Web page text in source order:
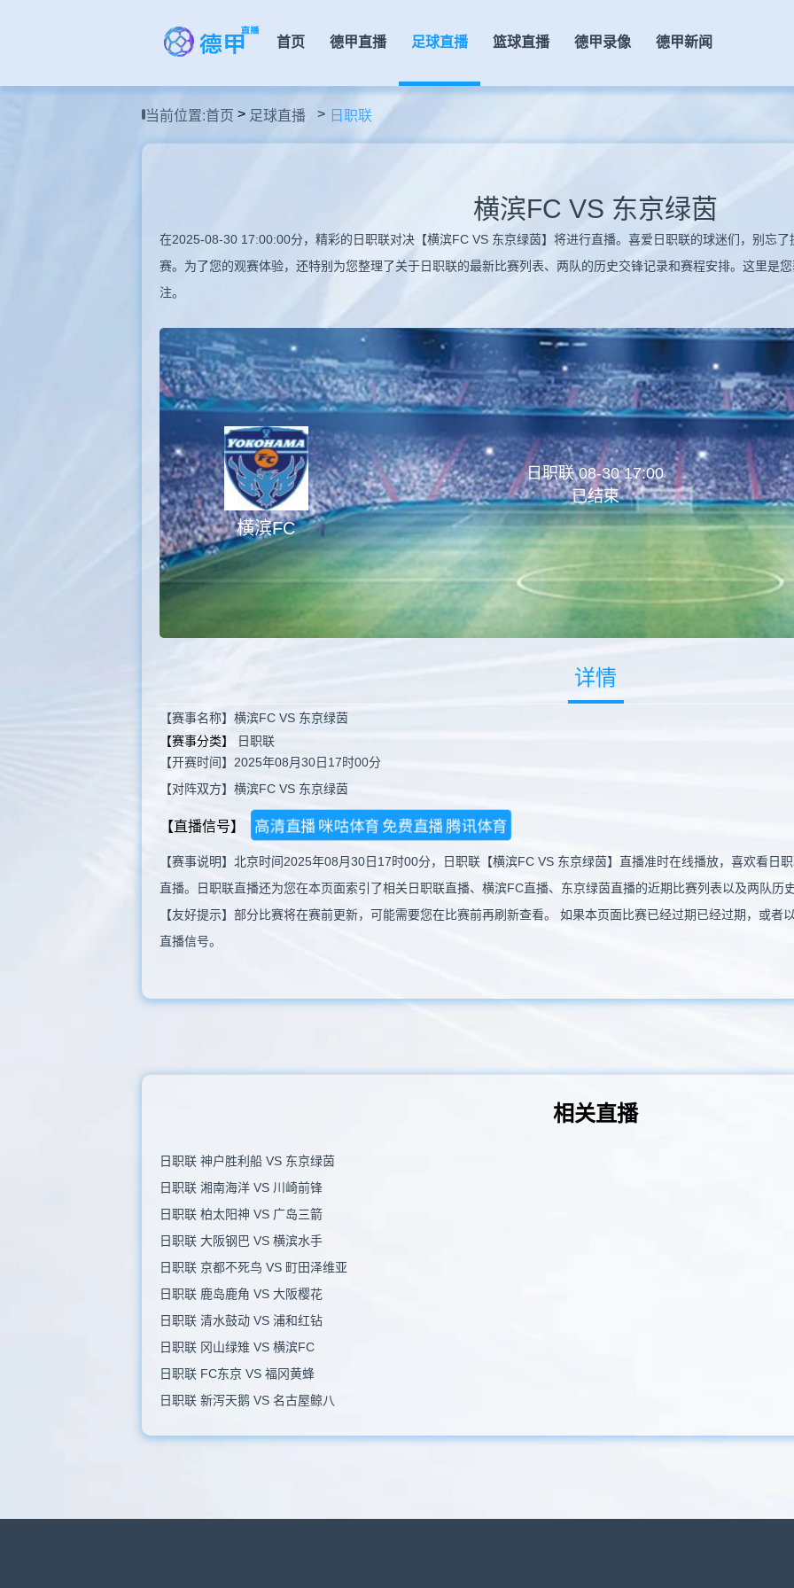
首页 德甲直播 足球直播 篮球直播 德甲录像 德甲新闻
当前位置:首页 > 足球直播 日职联
横滨FC VS 东京绿茵
在2025-08-30 17:00:00分，精彩的日职联对决【横滨FC VS 东京绿茵】将进行直播。喜爱日职联的球迷们，别忘
赛。为了您的观赛体验，还特别为您整理了关于日职联的最新比赛列表、两队的历史交锋记录和赛程安排。这里是
注。
横滨FC
日职联 08-30 17:00
已结束
详情
【赛事名称】横滨FC VS 东京绿茵
【赛事分类】
日职联
【开赛时间】2025年08月30日17时00分
【对阵双方】横滨FC VS 东京绿茵
【直播信号】 高清直播 咪咕体育 免费直播 腾讯体育
【赛事说明】北京时间2025年08月30日17时00分，日职联【横滨FC VS 东京绿茵】直播准时在线播放，喜欢看日
直播。日职联直播还为您在本页面索引了相关日职联直播、横滨FC直播、东京绿茵直播的近期比赛列表以及两队历
【友好提示】部分比赛将在赛前更新，可能需要您在比赛前再刷新查看。 如果本页面比赛已经过期已经过期，或者
直播信号。
相关直播
日职联 神户胜利船 VS 东京绿茵
日职联 湘南海洋 VS 川崎前锋
日职联 柏太阳神 VS 广岛三箭
日职联 大阪钢巴 VS 横滨水手
日职联 京都不死鸟 VS 町田泽维亚
日职联 鹿岛鹿角 VS 大阪樱花
日职联 清水鼓动 VS 浦和红钻
日职联 冈山绿雉 VS 横滨FC
日职联 FC东京 VS 福冈黄蜂
日职联 新泻天鹅 VS 名古屋鲸八